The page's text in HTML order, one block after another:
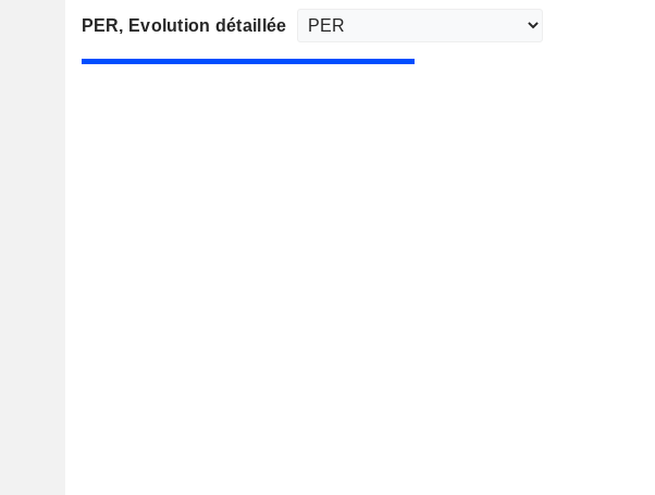
PER, Evolution détaillée